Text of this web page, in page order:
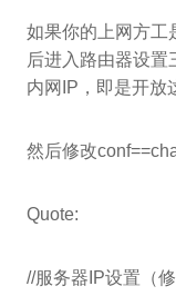
如果你的上网方工
后进入路由器设
内网IP，即是开放
然后修改
Quote:
//服务器IP设置（